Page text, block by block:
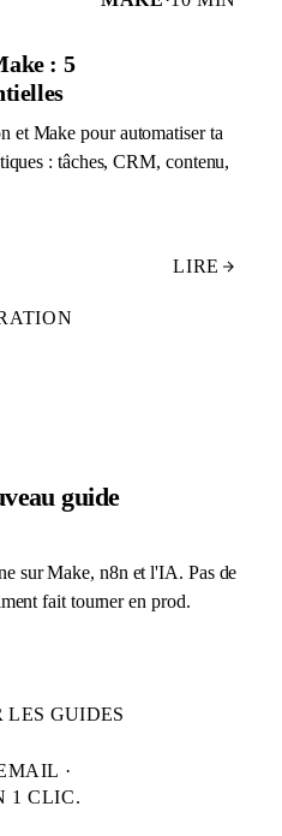
: 5
et Make pour automatiser ta
: tâches, CRM, contenu,
LIRE
guide
sur Make, n8n et l'IA. Pas de
fait tourner en prod.
LES GUIDES
·
1 CLIC.